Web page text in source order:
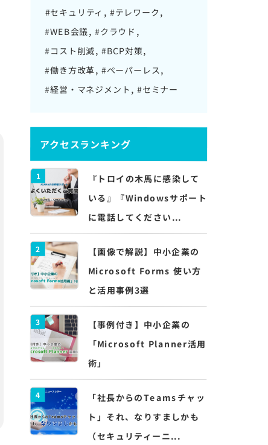
#セキュリティ #テレワーク
#WEB会議 #クラウド
#コスト削減 #BCP対策
#働き方改革 #ペーパーレス
#経営・マネジメント #セミナー
アクセスランキング
1 『トロイの木馬に感染して
いる』『Windowsサポート
に電話してください...
2 【画像で解説】中小企業の
Microsoft Forms 使い方
と活用事例3選
3 【事例付き】中小企業の
「Microsoft Planner活用
術」
4 「社長からのTeamsチャッ
ト」それ、なりすましかも
（セキュリティーニ...